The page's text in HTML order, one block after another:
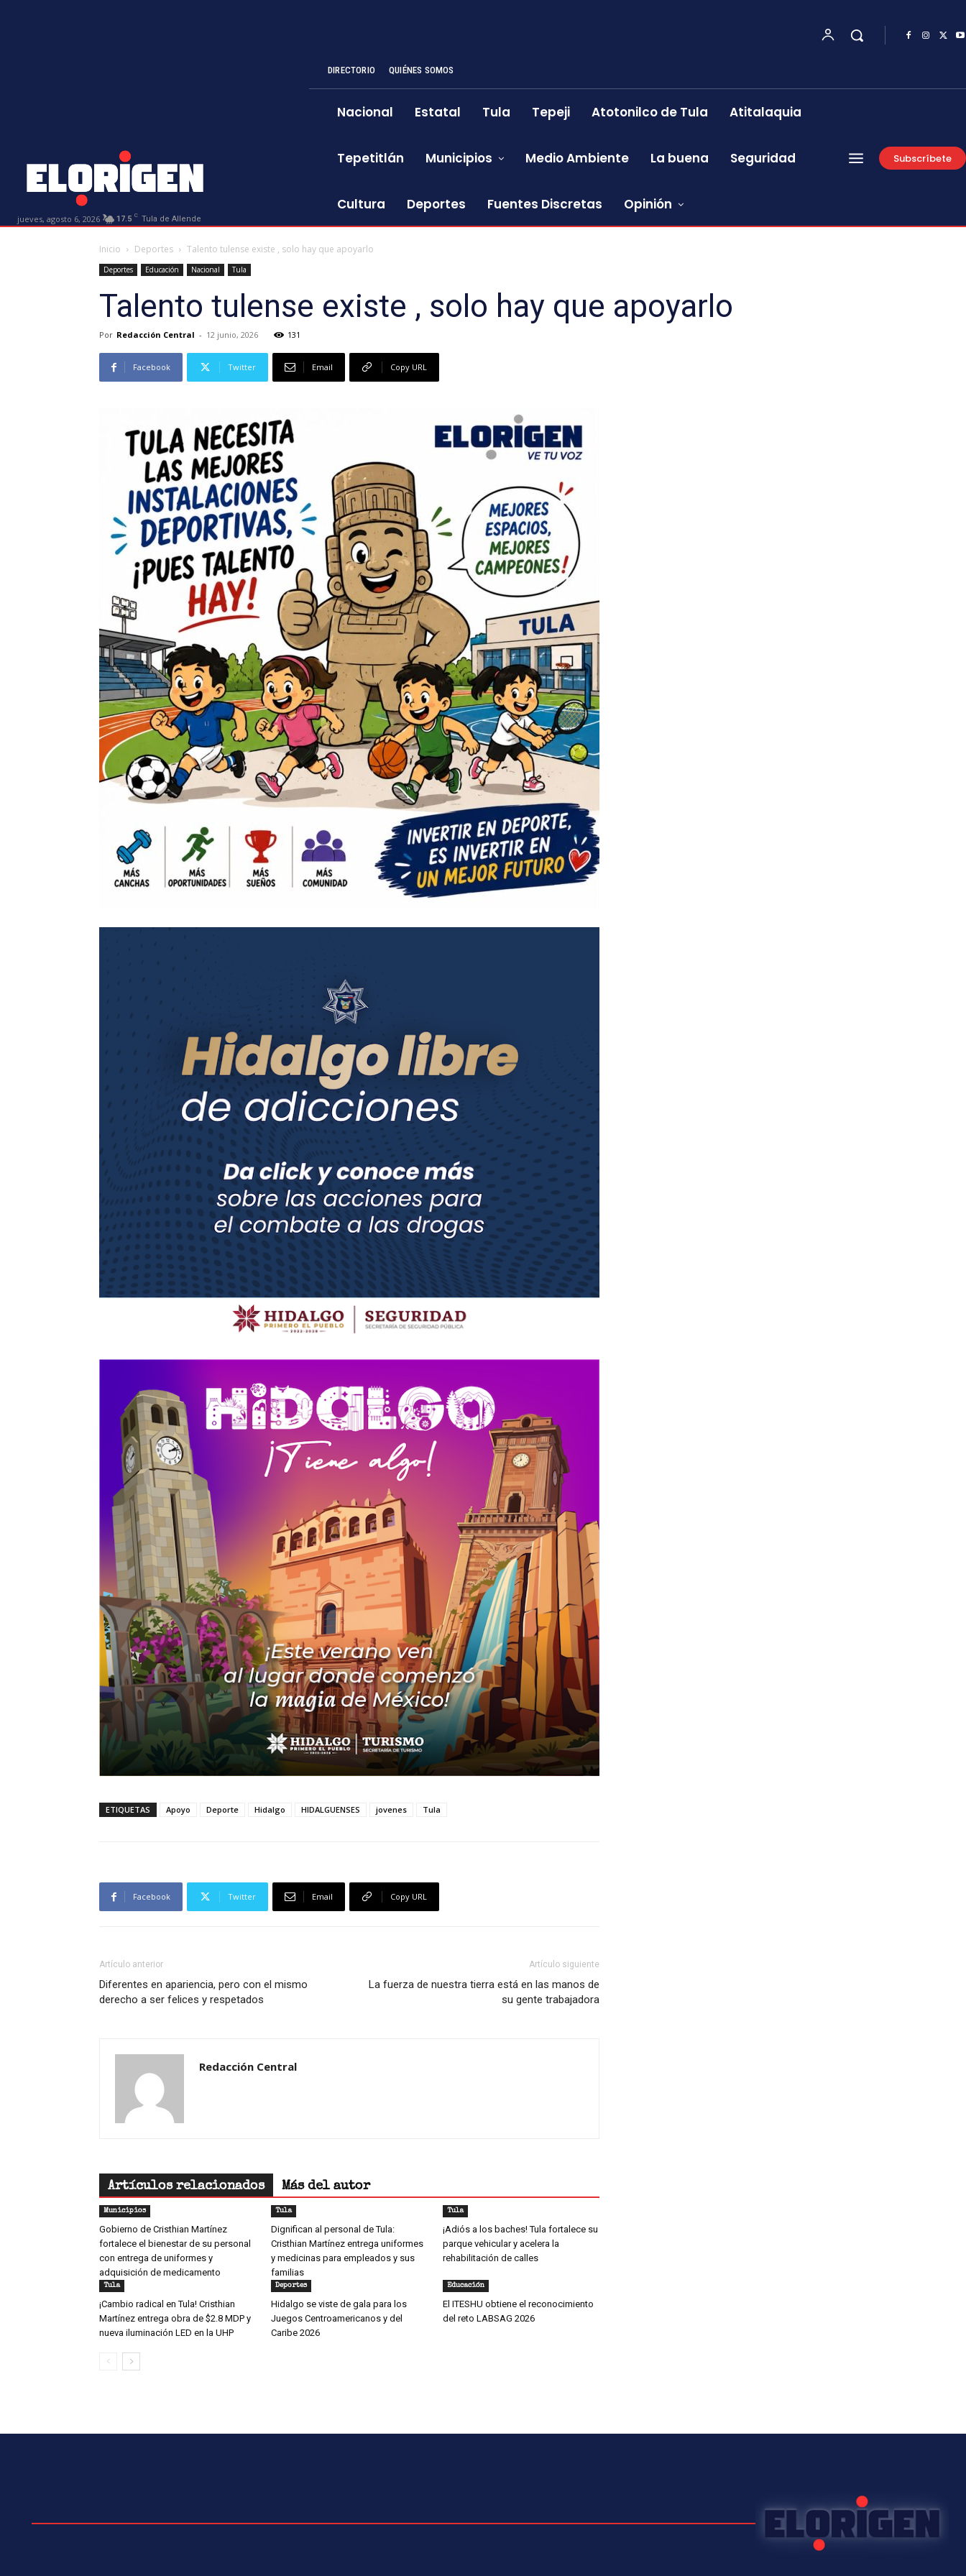
jueves, agosto 6, 2026 17.5 C Tula de Allende
DIRECTORIO QUIÉNES SOMOS
Nacional Estatal Tula Tepeji Atotonilco de Tula Atitalaquia
Tepetitlán Municipios Medio Ambiente La buena Seguridad
Cultura Deportes Fuentes Discretas Opinión
Subscríbete
Inicio Deportes Talento tulense existe , solo hay que apoyarlo
Deportes Educación Nacional Tula
Talento tulense existe , solo hay que apoyarlo
Por Redacción Central - 12 junio, 2026 131
Facebook Twitter Email Copy URL
ETIQUETAS Apoyo Deporte Hidalgo HIDALGUENSES jovenes Tula
Facebook Twitter Email Copy URL
Artículo anterior
Diferentes en apariencia, pero con el mismo
derecho a ser felices y respetados
Artículo siguiente
La fuerza de nuestra tierra está en las manos de
su gente trabajadora
Redacción Central
Artículos relacionados Más del autor
Municipios
Gobierno de Cristhian Martínez
fortalece el bienestar de su personal
con entrega de uniformes y
adquisición de medicamento
Tula
Dignifican al personal de Tula:
Cristhian Martínez entrega uniformes
y medicinas para empleados y sus
familias
Tula
¡Adiós a los baches! Tula fortalece su
parque vehicular y acelera la
rehabilitación de calles
Tula
¡Cambio radical en Tula! Cristhian
Martínez entrega obra de $2.8 MDP y
nueva iluminación LED en la UHP
Deportes
Hidalgo se viste de gala para los
Juegos Centroamericanos y del
Caribe 2026
Educación
El ITESHU obtiene el reconocimiento
del reto LABSAG 2026